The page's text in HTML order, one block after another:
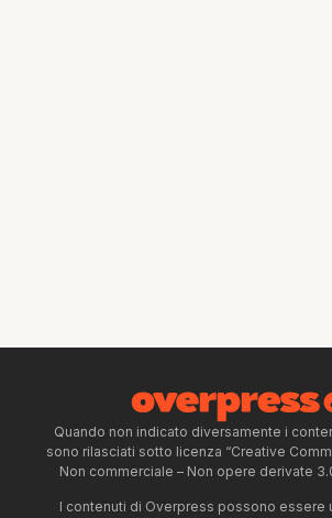
Quando non indicato diversamente i
sono rilasciati sotto licenza “Creative
Non commerciale – Non opere derivate
I contenuti di Overpress possono essere